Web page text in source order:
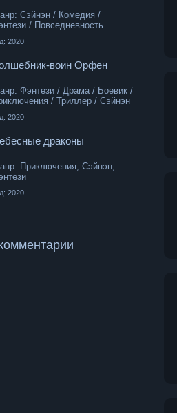
Сэйнэн / Комедия /
/ Повседневность
2020
воин Орфен
Фэнтези / Драма / Боевик /
/ Триллер / Сэйнэн
2020
драконы
Приключения, Сэйнэн,
2020